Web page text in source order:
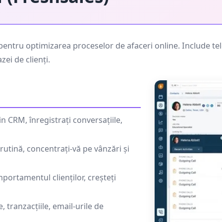
optimizarea proceselor de afaceri online. Include
de clienți.
CRM, înregistrați conversațiile,
concentrați-vă pe vânzări și
clienților, creșteți
tranzacțiile, email-urile de